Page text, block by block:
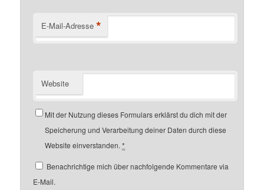
E-Mail-Adresse *
Website
Mit der Nutzung dieses Formulars erklärst du dich mit der
Speicherung und Verarbeitung deiner Daten durch diese
Website einverstanden.*
Benachrichtige mich über nachfolgende Kommentare via
E-Mail.